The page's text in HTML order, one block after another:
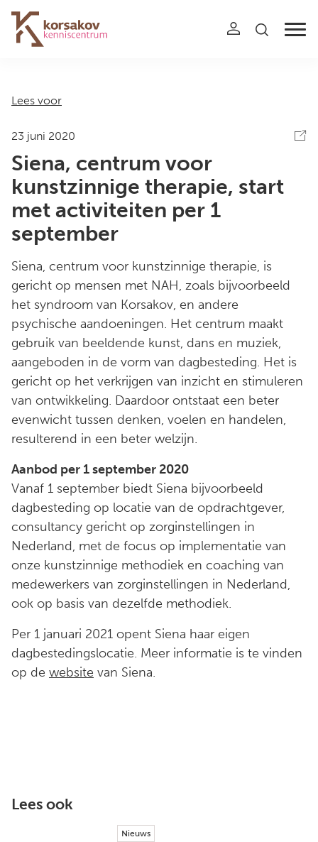
Navigation
Lees voor
23 juni 2020
Siena, centrum voor
kunstzinnige therapie, start
met activiteiten per 1
september
Siena, centrum voor kunstzinnige therapie, is
gericht op mensen met NAH, zoals bijvoorbeeld
het syndroom van Korsakov, en andere
psychische aandoeningen. Het centrum maakt
gebruik van beeldende kunst, dans en muziek,
aangeboden in de vorm van dagbesteding. Het is
gericht op het verkrijgen van inzicht en stimuleren
van ontwikkeling. Daardoor ontstaat een beter
evenwicht tussen denken, voelen en handelen,
resulterend in een beter welzijn.
Aanbod per 1 september 2020
Vanaf 1 september biedt Siena bijvoorbeeld
dagbesteding op locatie van de opdrachtgever,
consultancy gericht op zorginstellingen in
Nederland, met de focus op implementatie van
onze kunstzinnige methodiek en coaching van
medewerkers van zorginstellingen in Nederland,
ook op basis van dezelfde methodiek.
Per 1 januari 2021 opent Siena haar eigen
dagbestedingslocatie. Meer informatie is te vinden
op de website van Siena.
Lees ook
Nieuws